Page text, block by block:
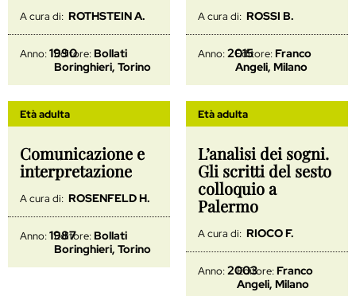
A cura di: ROTHSTEIN A.
Anno:1990
Editore:Bollati
Boringhieri, Torino
A cura di: ROSSI B.
Anno:2015
Editore:Franco
Angeli, Milano
Età adulta
Comunicazione e
interpretazione
A cura di: ROSENFELD H.
Anno:1987
Editore:Bollati
Boringhieri, Torino
Età adulta
L’analisi dei sogni.
Gli scritti del sesto
colloquio a
Palermo
A cura di: RIOCO F.
Anno:2003
Editore:Franco
Angeli, Milano